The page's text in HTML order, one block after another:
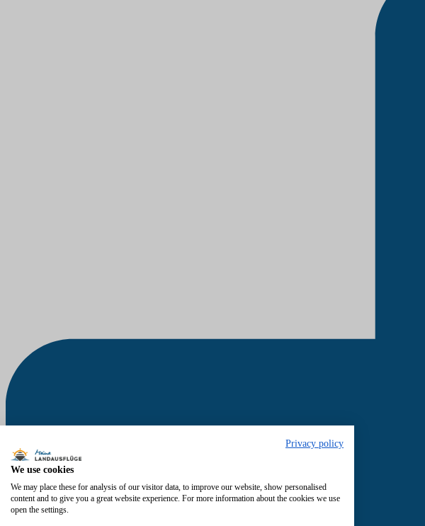
Privacy policy
We use cookies
We may place these for analysis of our visitor data, to improve our website, show personalised
content and to give you a great website experience. For more information about the cookies we use
open the settings.